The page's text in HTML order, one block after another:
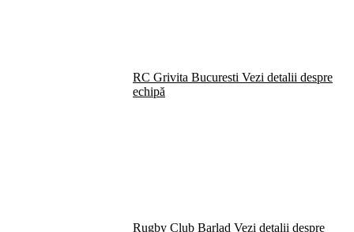
RC Grivita Bucuresti Vezi detalii despre
echipă
Rugby Club Barlad Vezi detalii despre